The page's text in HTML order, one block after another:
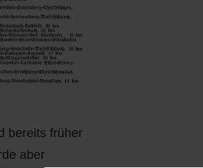
bereits früher
aber